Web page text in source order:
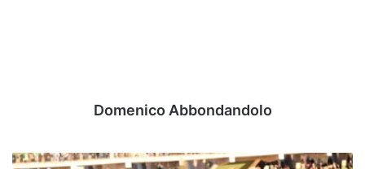
Domenico Abbondandolo
Avellino,